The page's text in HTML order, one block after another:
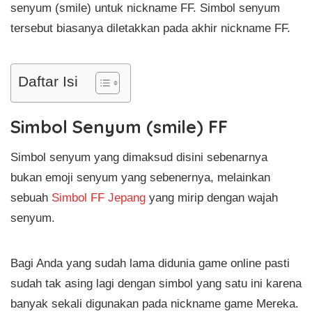
senyum (smile) untuk nickname FF. Simbol senyum
tersebut biasanya diletakkan pada akhir nickname FF.
Daftar Isi
Simbol Senyum (smile) FF
Simbol senyum yang dimaksud disini sebenarnya
bukan emoji senyum yang sebenernya, melainkan
sebuah Simbol FF Jepang yang mirip dengan wajah
senyum.
Bagi Anda yang sudah lama didunia game online pasti
sudah tak asing lagi dengan simbol yang satu ini karena
banyak sekali digunakan pada nickname game Mereka.